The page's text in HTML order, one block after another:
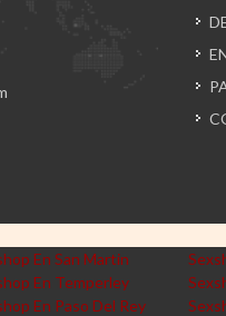
En San Martin
En Temperley
En Paso Del Rey